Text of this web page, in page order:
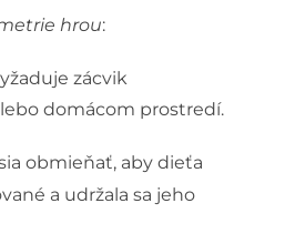
hrou:
zácvik
domácom prostredí.
obmieňať, aby dieťa
a udržala sa jeho